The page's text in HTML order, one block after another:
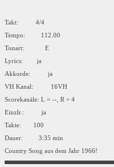
Takt: 4/4
Tempo: 112.00
Tonart: E
Lyrics: ja
Akkorde: ja
VH Kanal: 16VH
Scorekanäle: L = --, R = 4
Einzlr.: ja
Takte: 100
Dauer: 3:35 min
Country Song aus dem Jahr 1966!